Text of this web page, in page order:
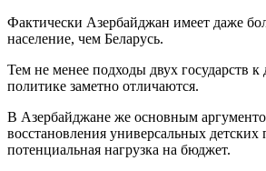
Фактически Азербайджан имеет даже
население, чем Беларусь.
Тем не менее подходы двух государств к
политике заметно отличаются.
В Азербайджане же основным
восстановления универсальных детских
потенциальная нагрузка на бюджет.